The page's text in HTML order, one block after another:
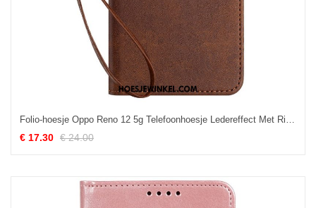
Folio-hoesje Oppo Reno 12 5g Telefoonhoesje Ledereffect Met Riem
€ 17.30 € 24.00